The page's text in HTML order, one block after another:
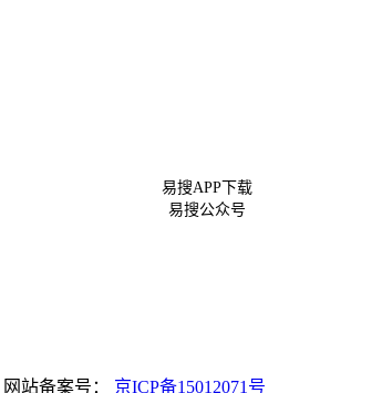
易搜APP下载
易搜公众号
网站备案号： 京ICP备15012071号